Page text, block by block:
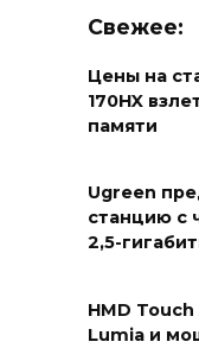
Свежее:
Цены на
170HX
памяти
Ugreen
станцию с
2,5-
HMD
Lumia и